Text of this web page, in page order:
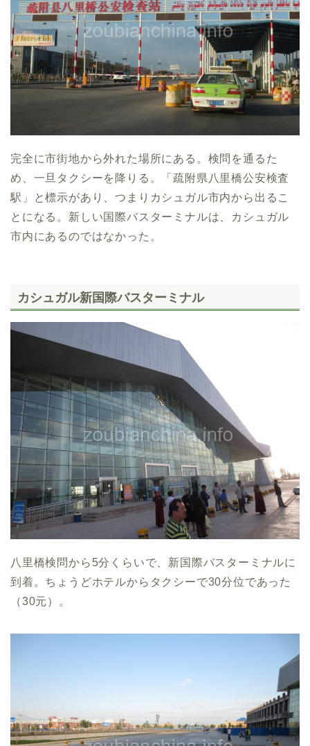
完全に市街地から外れた場所にある。検問を通るた
め、一旦タクシーを降りる。「疏附県八里橋公安検査
駅」と標示があり、つまりカシュガル市内から出るこ
とになる。新しい国際バスターミナルは、カシュガル
市内にあるのではなかった。
カシュガル新国際バスターミナル
八里橋検問から5分くらいで、新国際バスターミナルに
到着。ちょうどホテルからタクシーで30分位であった
（30元）。